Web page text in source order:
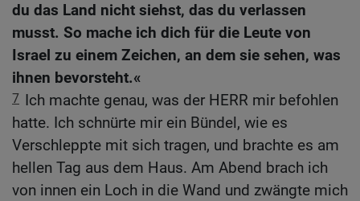
du das Land nicht siehst, das du verlassen
musst. So mache ich dich für die Leute von
Israel zu einem Zeichen, an dem sie sehen, was
ihnen bevorsteht.«
7 Ich machte genau, was der HERR mir befohlen
hatte. Ich schnürte mir ein Bündel, wie es
Verschleppte mit sich tragen, und brachte es am
hellen Tag aus dem Haus. Am Abend brach ich
von innen ein Loch in die Wand und zwängte mich